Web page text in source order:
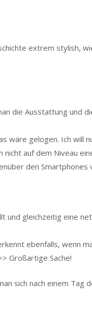
extrem stylish,
die Ausstattung und
wäre gelogen. Ich will
auf dem Niveau
den Smartphones
und gleichzeitig eine
ebenfalls, wenn
Großartige Sache!
sich nach einem Tag